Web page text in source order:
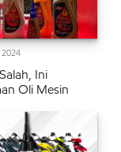
Ini
Oli Mesin